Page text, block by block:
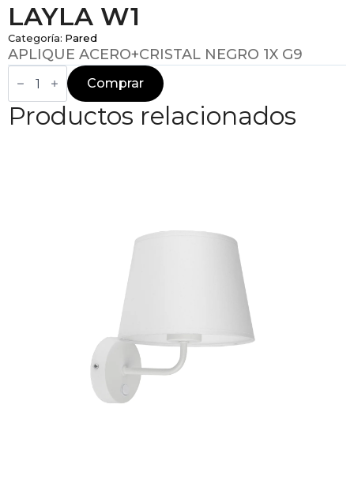
LAYLA W1
Categoría: Pared
APLIQUE ACERO+CRISTAL NEGRO 1X G9
LAYLA
W1
Comprar
Productos relacionados